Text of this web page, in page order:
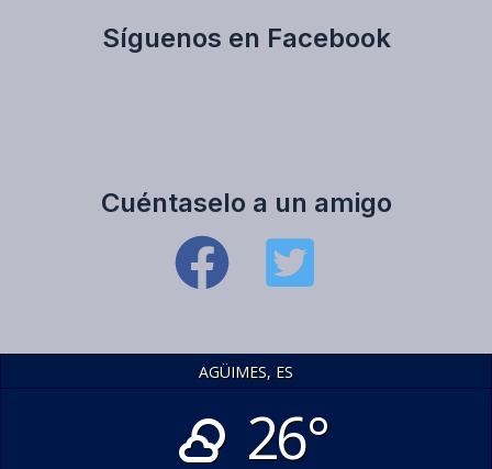
Síguenos en Facebook
Cuéntaselo a un amigo
AGÜIMES, ES
26°